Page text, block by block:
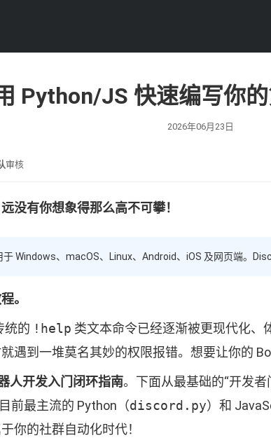
Python/JS 快速编写你
2026年06月23日
审核
没有你想象得那么高不可攀！
于 Windows、macOS、Linux、Android、iOS 及网页端。
。
统的 !help 类文本命令已经逐渐被更现代化、
遇到一堆莫名其妙的权限报错。想要让你的
人开发入门闭环指南。下面从最基础的“开发
前最主流的 Python（discord.py）和
你的社群自动化时代！